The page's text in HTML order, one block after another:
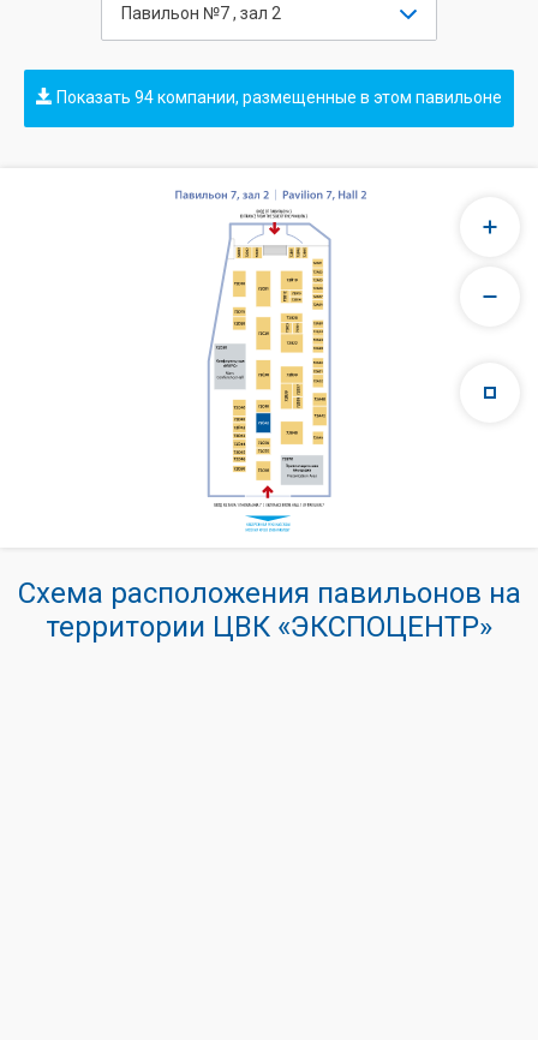
Павильон №7 , зал 2
Показать 94 компании, размещенные в этом павильоне
Схема расположения павильонов на
территории ЦВК «ЭКСПОЦЕНТР»